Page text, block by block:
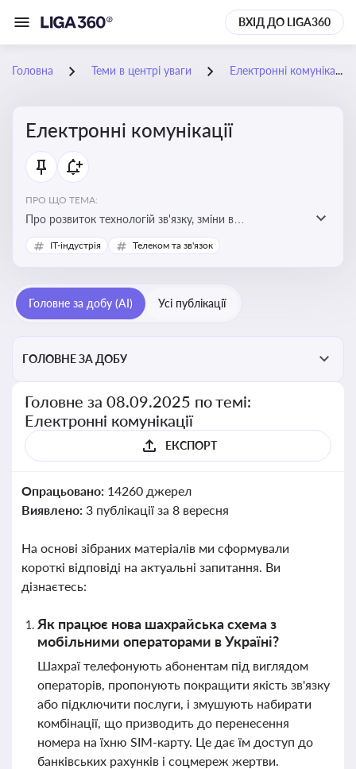
ВХІД ДО LIGA360
Головна Теми в центрі уваги Електронні комунікації
Електронні комунікації
ПРО ЩО ТЕМА:
Про розвиток технологій зв'язку, зміни в
законодавстві, регулювання ринку телекомунікацій,
інновації в сфері мобільних та інтернет-послуг
IT-індустрія Телеком та зв'язок
Головне за добу (AI) Усі публікації
ГОЛОВНЕ ЗА ДОБУ
Головне за 08.09.2025 по темі:
Електронні комунікації
ЕКСПОРТ
Опрацьовано: 14260 джерел
Виявлено: 3 публікації за 8 вересня
На основі зібраних матеріалів ми сформували
короткі відповіді на актуальні запитання. Ви
дізнаєтесь:
Як працює нова шахрайська схема з
мобільними операторами в Україні?
Шахраї телефонують абонентам під виглядом
операторів, пропонують покращити якість зв'язку
або підключити послуги, і змушують набирати
комбінації, що призводить до перенесення
номера на їхню SIM-карту. Це дає їм доступ до
банківських рахунків і соцмереж жертви.